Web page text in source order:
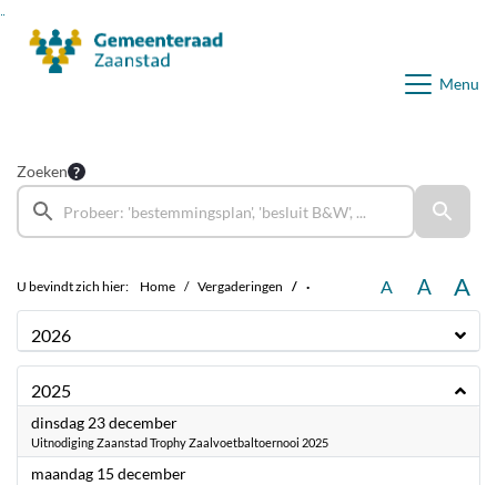
Menu
Zoeken
U bevindt zich hier: Home Vergaderingen · A A A
2026
2025
dinsdag 23 december2025
Uitnodiging Zaanstad Trophy Zaalvoetbaltoernooi 2025
maandag 15 december2025